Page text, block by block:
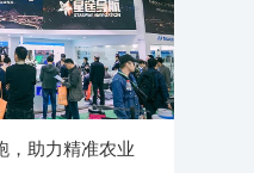
，助力精准农业